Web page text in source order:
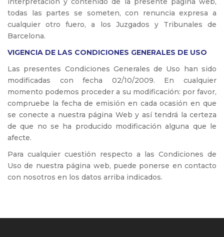
todas las partes se someten, con renuncia expresa a
cualquier otro fuero, a los Juzgados y Tribunales de
Barcelona.
VIGENCIA DE LAS CONDICIONES GENERALES DE USO
Las presentes Condiciones Generales de Uso han sido
modificadas con fecha 02/10/2009. En cualquier
momento podemos proceder a su modificación: por favor,
compruebe la fecha de emisión en cada ocasión en que
se conecte a nuestra página Web y así tendrá la certeza
de que no se ha producido modificación alguna que le
afecte.
Para cualquier cuestión respecto a las Condiciones de
Uso de nuestra página web, puede ponerse en contacto
con nosotros en los datos arriba indicados.